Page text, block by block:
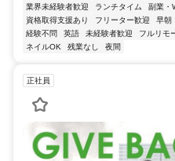
業界未経験者歓迎 ランチタイム 副業・
資格取得支援あり
フリーター歓迎 早朝
経験不問
英語 未経験者歓迎 フルリモ
ネイルOK
残業なし 夜間
正社員